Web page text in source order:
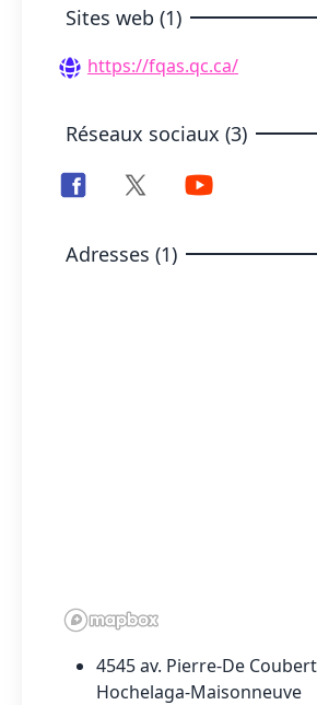
Sites web (1)
https://fqas.qc.ca/
Réseaux sociaux (3)
Adresses (1)
4545 av. Pierre-De
Hochelaga-Maisonneuve